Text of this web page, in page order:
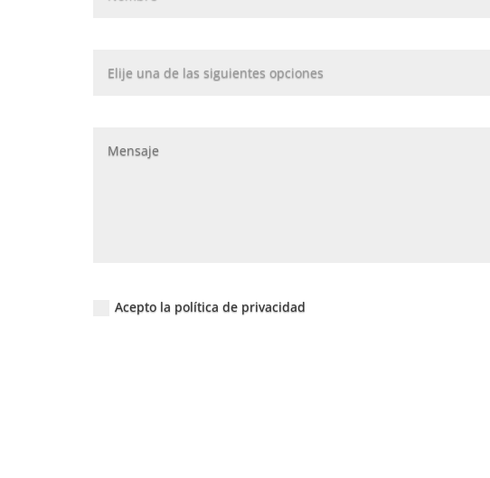
Acepto la política de privacidad